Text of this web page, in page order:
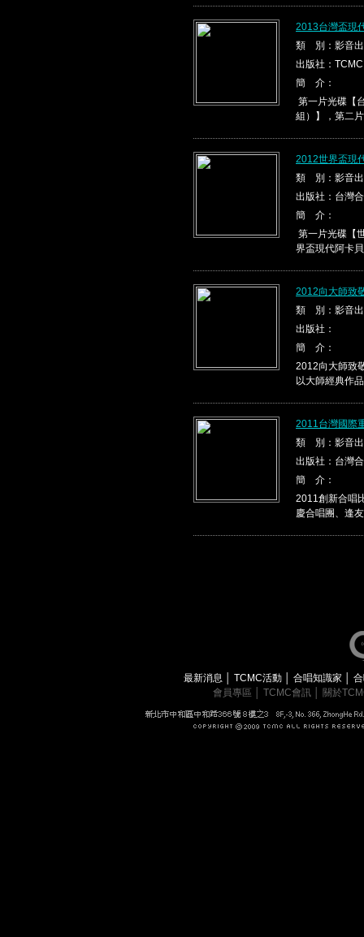
2013台灣盃現
類 別：影音
出版社：TCMC
簡 介：
第一片光碟【
組）】，第二
2012世界盃現
類 別：影音
出版社：台灣
簡 介：
第一片光碟【
界盃現代阿卡
2012向大師致
類 別：影音
出版社：
簡 介：
2012向大師致
以大師經典作
2011台灣國際
類 別：影音
出版社：台灣
簡 介：
2011創新合唱
慶合唱團、逢
最新消息 TCMC活動 合唱知識家
會員專區
TCMC會訊 關於